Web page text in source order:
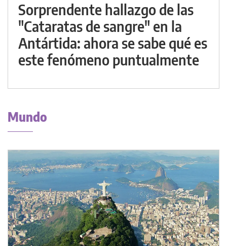
Sorprendente hallazgo de las
"Cataratas de sangre" en la
Antártida: ahora se sabe qué es
este fenómeno puntualmente
Mundo